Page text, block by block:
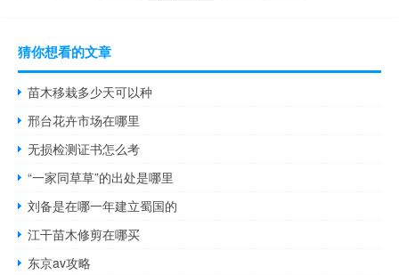
猜你想看的文章
苗木移栽多少天可以种
邢台花卉市场在哪里
无损检测证书怎么考
“一家同草草”的出处是哪里
刘备是在哪一年建立蜀国的
江干苗木修剪在哪买
东京av攻略